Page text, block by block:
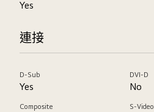
Yes
連接
D-Sub
Yes
DVI-D
No
Composite S-Video